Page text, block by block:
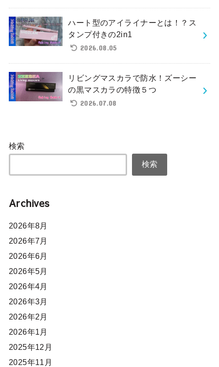
ハート型のアイライナーとは！？ス
タンプ付きの2in1
2026.08.05
リビングマスカラで防水！ズーシー
の黒マスカラの特徴５つ
2026.07.08
検索
検索
Archives
2026年8月
2026年7月
2026年6月
2026年5月
2026年4月
2026年3月
2026年2月
2026年1月
2025年12月
2025年11月